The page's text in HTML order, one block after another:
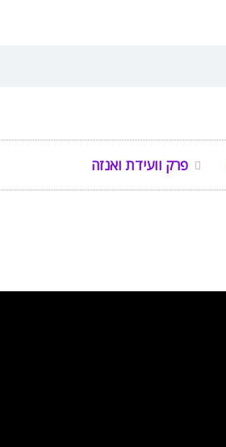
פרק וועידת ואנזה